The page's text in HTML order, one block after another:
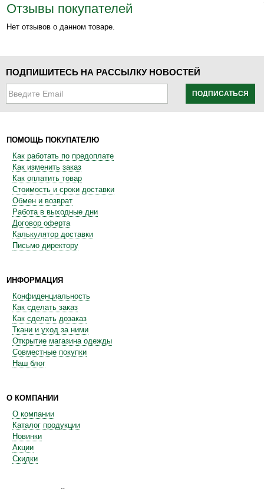
Отзывы покупателей
Нет отзывов о данном товаре.
ПОДПИШИТЕСЬ НА РАССЫЛКУ НОВОСТЕЙ
ПОДПИСАТЬСЯ
ПОМОЩЬ ПОКУПАТЕЛЮ
Как работать по предоплате
Как изменить заказ
Как оплатить товар
Стоимость и сроки доставки
Обмен и возврат
Работа в выходные дни
Договор оферта
Калькулятор доставки
Письмо директору
ИНФОРМАЦИЯ
Конфиденциальность
Как сделать заказ
Как сделать дозаказ
Ткани и уход за ними
Открытие магазина одежды
Совместные покупки
Наш блог
О КОМПАНИИ
О компании
Каталог продукции
Новинки
Акции
Скидки